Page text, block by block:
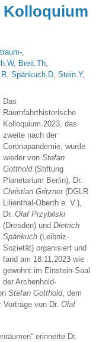
,
, Breit.Th,
,Spänkuch.D,Stein.Y,
Das
Raumfahrthistorische
Kolloquium 2023, das
zweite nach der
Coronapandemie, wurde
wieder vonStefan
Gotthold(Stiftung
Planetarium Berlin), Dr.
Christian Gritzner(DGLR
Lilienthal-Oberth e. V.),
Dr.Olaf Przybilski
(Dresden) undDietrich
Spänkuch (Leibniz-
Sozietät) organisiert und
fand am 18.11.2023 wie
gewohnt im Einstein-Saal
der Archenhold-
Stefan Gotthold, dem
Vorträge von Dr.Olaf
erinnerte Dr.